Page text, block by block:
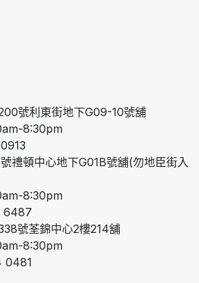
號利東街地下G09-10號舖
8:30pm
禮頓中心地下G01B號舖(勿地臣街入
8:30pm
6487
號荃錦中心2樓214舖
8:30pm
0481